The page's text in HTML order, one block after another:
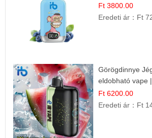
Ft 3800.00
Eredeti ár： Ft
Görögdinnye
eldobható vape
Frissítő Nyári Íz
Ft 6200.00
Eredeti ár： Ft